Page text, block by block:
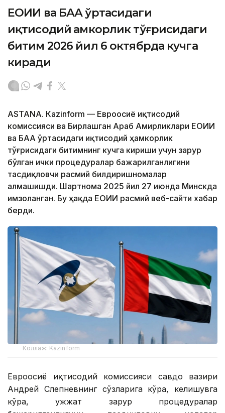
ЕОИИ ва БАА ўртасидаги
иқтисодий ҳамкорлик тўғрисидаги
битим 2026 йил 6 октябрда кучга
киради
ASTANА. Кazinform — Евроосиё иқтисодий
комиссияси ва Бирлашган Араб Амирликлари ЕОИИ
ва БАА ўртасидаги иқтисодий ҳамкорлик
тўғрисидаги битимнинг кучга кириши учун зарур
бўлган ички процедуралар бажарилганлигини
тасдиқловчи расмий билдиришномалар
алмашишди. Шартнома 2025 йил 27 июнда Минскда
имзоланган. Бу ҳақда ЕОИИ расмий веб-сайти хабар
берди.
Коллаж: Kazinform
Евроосиё иқтисодий комиссияси савдо вазири
Андрей Слепневнинг сўзларига кўра, келишувга
кўра, ҳужжат зарур процедуралар